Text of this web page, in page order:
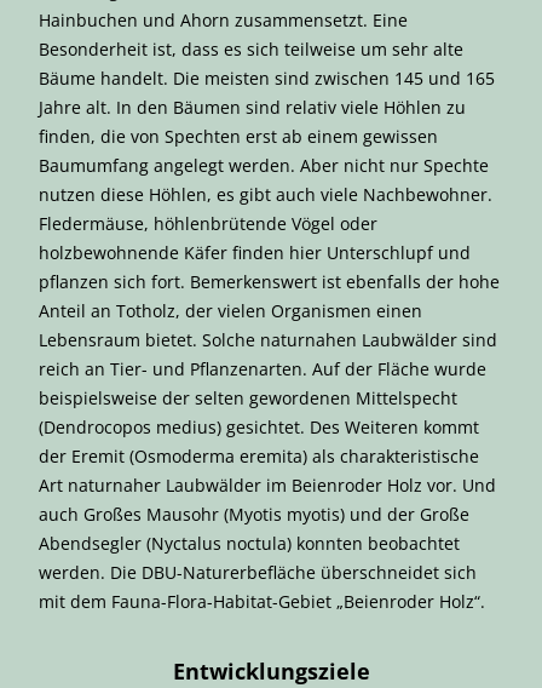
Hainbuchen und Ahorn zusammensetzt. Eine
Besonderheit ist, dass es sich teilweise um sehr alte
Bäume handelt. Die meisten sind zwischen 145 und 165
Jahre alt. In den Bäumen sind relativ viele Höhlen zu
finden, die von Spechten erst ab einem gewissen
Baumumfang angelegt werden. Aber nicht nur Spechte
nutzen diese Höhlen, es gibt auch viele Nachbewohner.
Fledermäuse, höhlenbrütende Vögel oder
holzbewohnende Käfer finden hier Unterschlupf und
pflanzen sich fort. Bemerkenswert ist ebenfalls der hohe
Anteil an Totholz, der vielen Organismen einen
Lebensraum bietet. Solche naturnahen Laubwälder sind
reich an Tier- und Pflanzenarten. Auf der Fläche wurde
beispielsweise der selten gewordenen Mittelspecht
(Dendrocopos medius) gesichtet. Des Weiteren kommt
der Eremit (Osmoderma eremita) als charakteristische
Art naturnaher Laubwälder im Beienroder Holz vor. Und
auch Großes Mausohr (Myotis myotis) und der Große
Abendsegler (Nyctalus noctula) konnten beobachtet
werden. Die DBU-Naturerbefläche überschneidet sich
mit dem Fauna-Flora-Habitat-Gebiet „Beienroder Holz“.
Entwicklungsziele